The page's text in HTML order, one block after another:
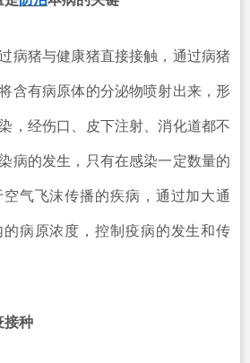
猪与健康猪直接接触，通过病猪
含有病原体的分泌物喷射出来，形
，经伤口、皮下注射、消化道都不
病的发生，只有在感染一定数量的
气飞沫传播的疾病，通过加大通
病原浓度，控制疫病的发生和传
接种